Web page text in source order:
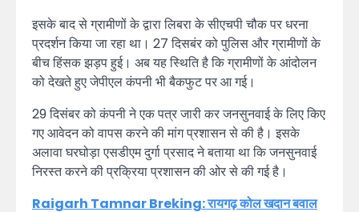
इसके बाद से ग्रामीणों के द्वारा लिबरा के सीएचपी चौक पर धरना
प्रदर्शन किया जा रहा था। 27 दिसबंर को पुलिस और ग्रामीणों के
बीच हिंसक झड़प हुई। अब यह स्थिति है कि ग्रामीणों के आंदोलन
को देखते हुए जेपीएल कंपनी भी बैकफुट पर आ गई।
29 दिसंबर को कंपनी ने एक पत्र जारी कर जनसुनवाई के लिए किए
गए आवेदन को वापस करने की मांग प्रशासन से की है। इसके
अलावा घरघोड़ा एसडीएम दुर्गा प्रसाद ने बताया था कि जनसुनवाई
निरस्त करने की प्रक्रिया प्रशासन की ओर से की गई है।
Raigarh Tamnar Breking: रायगढ़ कोल खदान बवाल